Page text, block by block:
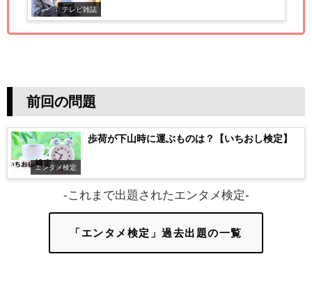
テレビ雑誌
前回の問題
エンタメ検定
歩荷が下山時に運ぶものは？【いちおし検定】
-これまで出題されたエンタメ検定-
「エンタメ検定」過去出題の一覧